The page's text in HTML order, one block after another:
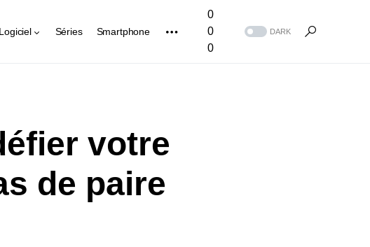
Logiciel Séries Smartphone
0
0
0
DARK
votre
de paire